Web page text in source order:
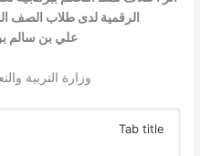
الرقمية لدى طلاب الصف
علي بن سالم
وزارة التربية
Tab title